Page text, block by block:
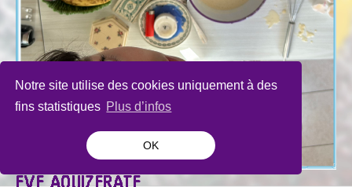
Notre site utilise des cookies uniquement à des
fins statistiques Plus d’infos
OK
EVE AOUIZERATE